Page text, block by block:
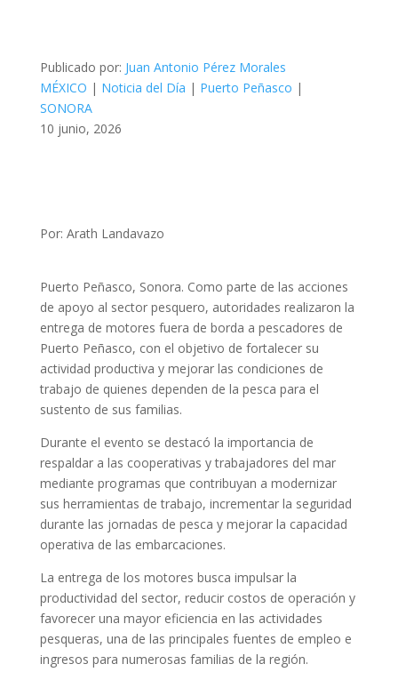
Publicado por: Juan Antonio Pérez Morales
MÉXICO | Noticia del Día | Puerto Peñasco |
SONORA
10 junio, 2026
Por: Arath Landavazo
Puerto Peñasco, Sonora. Como parte de las acciones
de apoyo al sector pesquero, autoridades realizaron la
entrega de motores fuera de borda a pescadores de
Puerto Peñasco, con el objetivo de fortalecer su
actividad productiva y mejorar las condiciones de
trabajo de quienes dependen de la pesca para el
sustento de sus familias.
Durante el evento se destacó la importancia de
respaldar a las cooperativas y trabajadores del mar
mediante programas que contribuyan a modernizar
sus herramientas de trabajo, incrementar la seguridad
durante las jornadas de pesca y mejorar la capacidad
operativa de las embarcaciones.
La entrega de los motores busca impulsar la
productividad del sector, reducir costos de operación y
favorecer una mayor eficiencia en las actividades
pesqueras, una de las principales fuentes de empleo e
ingresos para numerosas familias de la región.